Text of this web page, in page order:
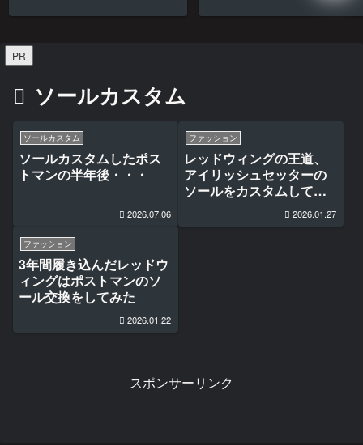
PR
ソールカスタム
ソールカスタム
ソールカスタムしたポス
トマンの半年後・・・
2026.07.06
ファッション
レッドウィングの王道、
アイリッシュセッターの
ソールをカスタムしてみ
2026.01.27
ファッション
3年間履き込んだレッドウ
ィングはポストマンのソ
ール交換をしてみた
2026.01.22
スポンサーリンク